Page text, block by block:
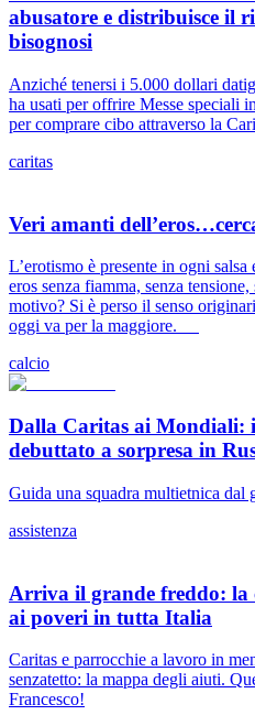
abusatore e distribuisce il
bisognosi
Anziché tenersi i 5.000 dollari
ha usati per offrire Messe speciali
per comprare cibo attraverso la
caritas
Veri amanti
L’erotismo è presente in ogni
eros senza fiamma, senza
motivo? Si è perso il senso
oggi va per la maggiore.
calcio
Dalla Caritas ai Mondiali:
debuttato a sorpresa in
Guida una squadra multietnica dal
assistenza
Arriva il grande freddo: la
ai poveri in tutta Italia
Caritas e parrocchie a lavoro in
senzatetto: la mappa degli aiuti.
Francesco!